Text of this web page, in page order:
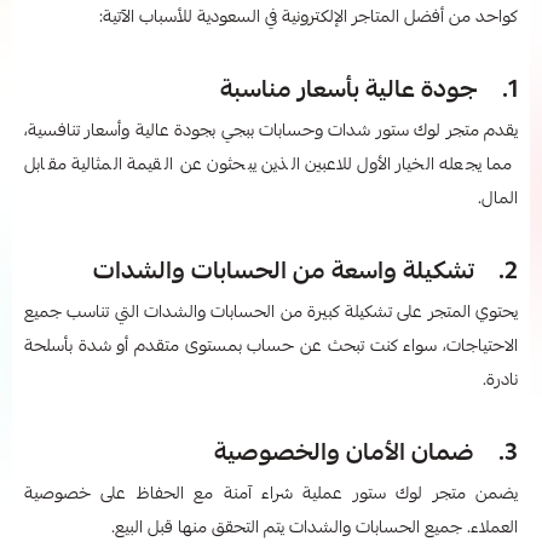
كواحد من أفضل المتاجر الإلكترونية في السعودية للأسباب الآتية:
1. جودة عالية بأسعار مناسبة
يقدم متجر لوك ستور شدات وحسابات ببجي بجودة عالية وأسعار تنافسية،
مما يجعله الخيار الأول للاعبين الذين يبحثون عن القيمة المثالية مقابل
المال.
2. تشكيلة واسعة من الحسابات والشدات
يحتوي المتجر على تشكيلة كبيرة من الحسابات والشدات التي تناسب جميع
الاحتياجات، سواء كنت تبحث عن حساب بمستوى متقدم أو شدة بأسلحة
نادرة.
3. ضمان الأمان والخصوصية
يضمن متجر لوك ستور عملية شراء آمنة مع الحفاظ على خصوصية
العملاء. جميع الحسابات والشدات يتم التحقق منها قبل البيع.